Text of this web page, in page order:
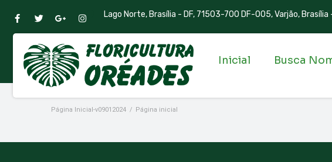
Lago Norte, Brasília - DF, 71503-700 DF-005, Varjão,
Inicial Busca
Página Inicial-v09012024 / Página inicial